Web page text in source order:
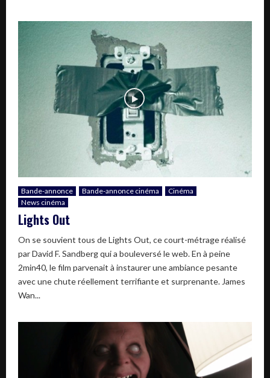
Bande-annonce Bande-annonce cinéma
Cinéma
News cinéma
Lights Out
On se souvient tous de Lights Out, ce court-métrage réalisé
par David F. Sandberg qui a bouleversé le web. En à peine
2min40, le film parvenait à instaurer une ambiance pesante
avec une chute réellement terrifiante et surprenante. James
Wan...